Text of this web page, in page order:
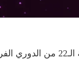
حقق فريق رين فوزاً ثميناً على حساب